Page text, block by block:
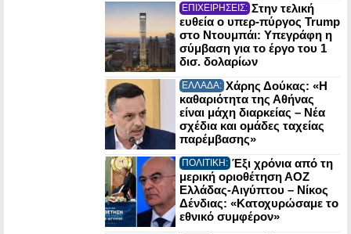
ΕΠΙΧΕΙΡΗΣΕΙΣ: Στην τελική
ευθεία ο υπερ-πύργος Trump
στο Ντουμπάι: Υπεγράφη η
σύμβαση για το έργο του 1
δισ. δολαρίων
ΕΛΛΑΔΑ: Χάρης Δούκας: «Η
καθαριότητα της Αθήνας
είναι μάχη διαρκείας – Νέα
σχέδια και ομάδες ταχείας
παρέμβασης»
ΠΟΛΙΤΙΚΗ: Έξι χρόνια από τη
μερική οριοθέτηση ΑΟΖ
Ελλάδας-Αιγύπτου – Νίκος
Δένδιας: «Κατοχυρώσαμε το
εθνικό συμφέρον»